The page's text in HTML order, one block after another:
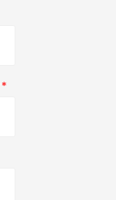
*